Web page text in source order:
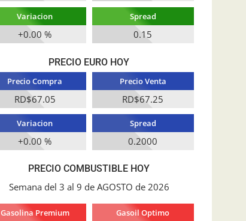
Variacion
+0.00 %
Spread
0.15
PRECIO EURO HOY
Precio Compra
RD$67.05
Precio Venta
RD$67.25
Variacion
+0.00 %
Spread
0.2000
PRECIO COMBUSTIBLE HOY
Semana del 3 al 9 de AGOSTO de 2026
Gasolina Premium Gasoil Optimo